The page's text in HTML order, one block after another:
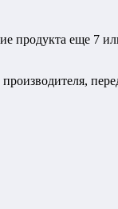
продукта еще 7